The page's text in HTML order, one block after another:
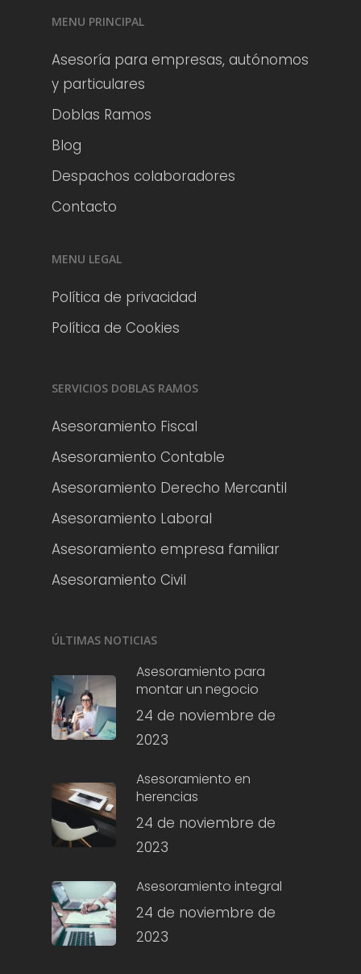
MENU PRINCIPAL
Asesoría para empresas, autónomos
y particulares
Doblas Ramos
Blog
Despachos colaboradores
Contacto
MENU LEGAL
Política de privacidad
Política de Cookies
SERVICIOS DOBLAS RAMOS
Asesoramiento Fiscal
Asesoramiento Contable
Asesoramiento Derecho Mercantil
Asesoramiento Laboral
Asesoramiento empresa familiar
Asesoramiento Civil
ÚLTIMAS NOTICIAS
Asesoramiento para
montar un negocio
24 de noviembre de
2023
Asesoramiento en
herencias
24 de noviembre de
2023
Asesoramiento integral
24 de noviembre de
2023